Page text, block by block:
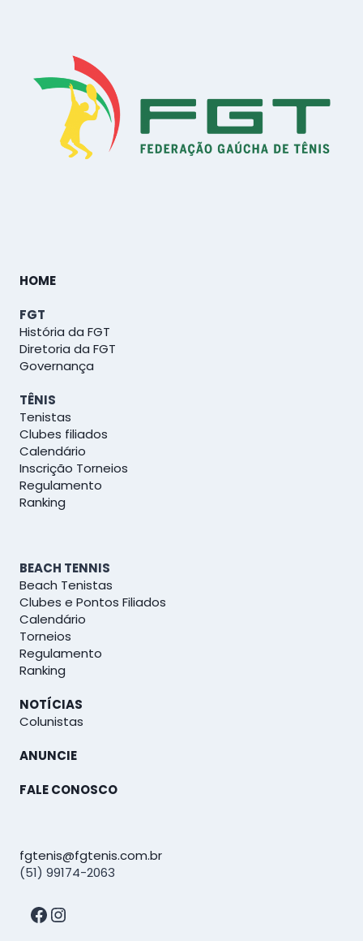
HOME
FGT
História da FGT
Diretoria da FGT
Governança
TÊNIS
Tenistas
Clubes filiados
Calendário
Inscrição Torneios
Regulamento
Ranking
BEACH TENNIS
Beach Tenistas
Clubes e Pontos Filiados
Calendário
Torneios
Regulamento
Ranking
NOTÍCIAS
Colunistas
ANUNCIE
FALE CONOSCO
fgtenis@fgtenis.com.br
(51) 99174-2063
Facebook
Instagram